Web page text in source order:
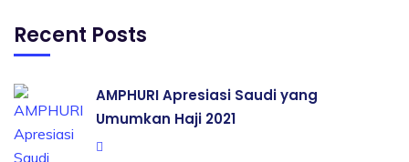
Recent Posts
AMPHURI Apresiasi Saudi yang
Umumkan Haji 2021